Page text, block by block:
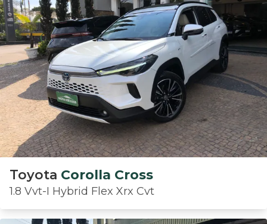
Toyota Corolla Cross
1.8 Vvt-I Hybrid Flex Xrx Cvt